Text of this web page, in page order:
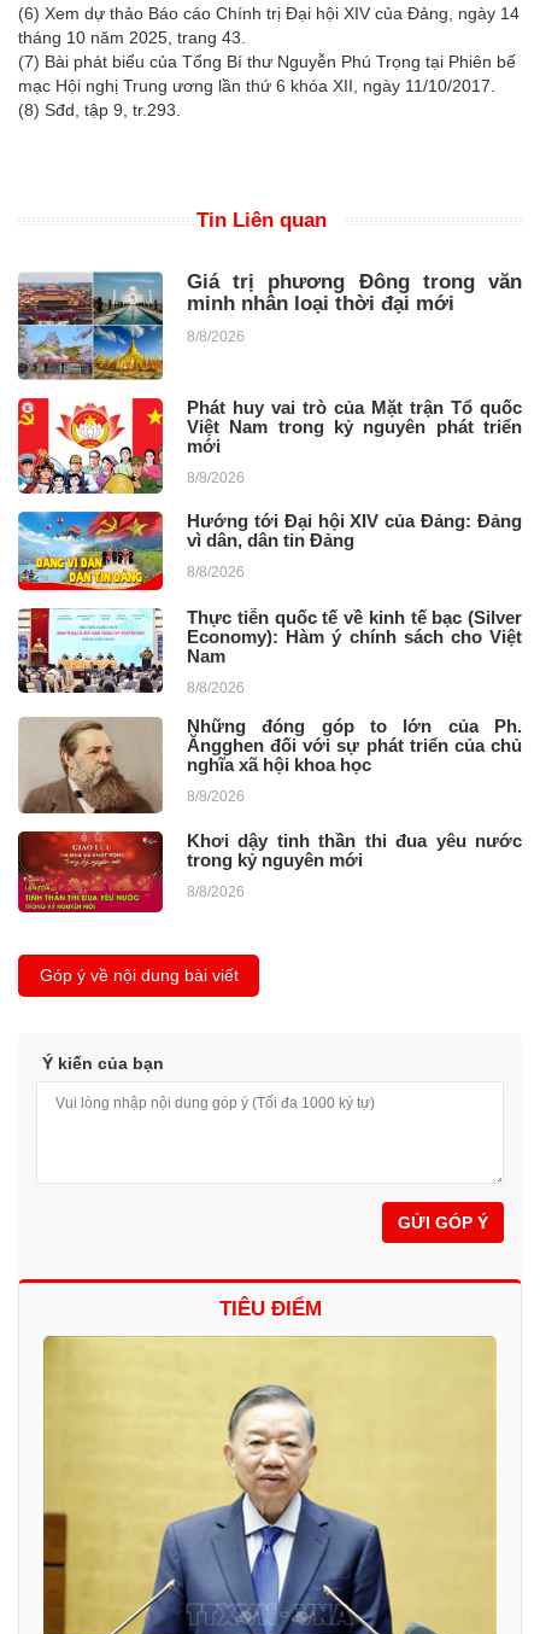
(6) Xem dự thảo Báo cáo Chính trị Đại hội XIV của Đảng, ngày 14
tháng 10 năm 2025, trang 43.
(7) Bài phát biểu của Tổng Bí thư Nguyễn Phú Trọng tại Phiên bế
mạc Hội nghị Trung ương lần thứ 6 khóa XII, ngày 11/10/2017.
(8) Sđd, tập 9, tr.293.
Tin Liên quan
Giá trị phương Đông trong văn
minh nhân loại thời đại mới
8/8/2026
Phát huy vai trò của Mặt trận Tổ quốc
Việt Nam trong kỷ nguyên phát triển
mới
8/8/2026
Hướng tới Đại hội XIV của Đảng: Đảng
vì dân, dân tin Đảng
8/8/2026
Thực tiễn quốc tế về kinh tế bạc (Silver
Economy): Hàm ý chính sách cho Việt
Nam
8/8/2026
Những đóng góp to lớn của Ph.
Ăngghen đối với sự phát triển của chủ
nghĩa xã hội khoa học ​
8/8/2026
Khơi dậy tinh thần thi đua yêu nước
trong kỷ nguyên mới
8/8/2026
Góp ý về nội dung bài viết
Ý kiến của bạn
GỬI GÓP Ý
TIÊU ĐIỂM